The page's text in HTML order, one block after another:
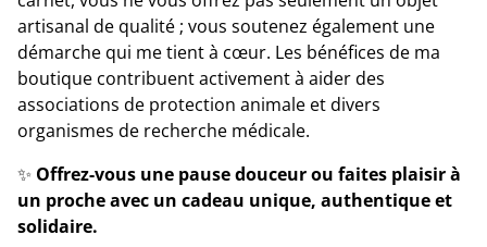
artisanal de qualité ; vous soutenez également une
démarche qui me tient à cœur. Les bénéfices de ma
boutique contribuent activement à aider des
associations de protection animale et divers
organismes de recherche médicale.
✨ Offrez-vous une pause douceur ou faites plaisir à
un proche avec un cadeau unique, authentique et
solidaire.